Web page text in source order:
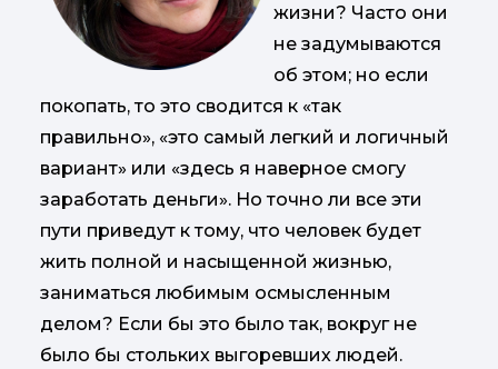
жизни? Часто они
не задумываются
об этом; но если
покопать, то это сводится к «так
правильно», «это самый легкий и логичный
вариант» или «здесь я наверное смогу
заработать деньги». Но точно ли все эти
пути приведут к тому, что человек будет
жить полной и насыщенной жизнью,
заниматься любимым осмысленным
делом? Если бы это было так, вокруг не
было бы стольких выгоревших людей.